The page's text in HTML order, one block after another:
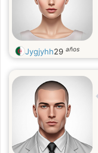
Jygjyhh29 años